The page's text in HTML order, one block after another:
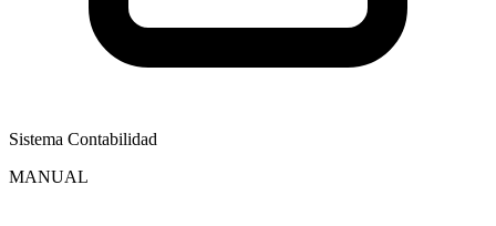
Sistema Contabilidad
MANUAL